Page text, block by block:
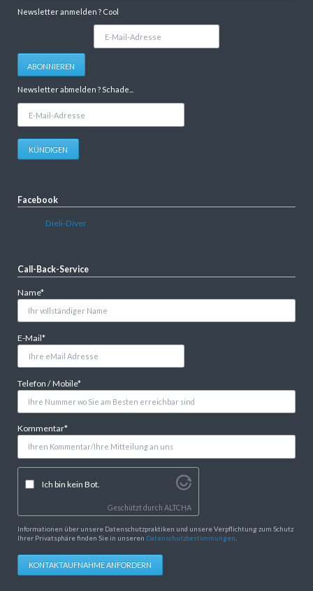
Newsletter anmelden ? Cool
Adresse
ABONNIEREN
Newsletter abmelden ? Schade...
KÜNDIGEN
Facebook
Dieli-Diver
Call-Back-Service
Pflichtfeld
Name*
Pflichtfeld
E-Mail*
Pflichtfeld
Telefon / Mobile*
Pflichtfeld
Kommentar*
Ich bin kein Bot.
Geschützt durchALTCHA
Informationen über unsere Datenschutzpraktiken und unsere Verpflichtung zum Schutz
Ihrer Privatsphäre finden Sie in unseren Datenschutzbestimmungen
KONTAKTAUFNAHME ANFORDERN